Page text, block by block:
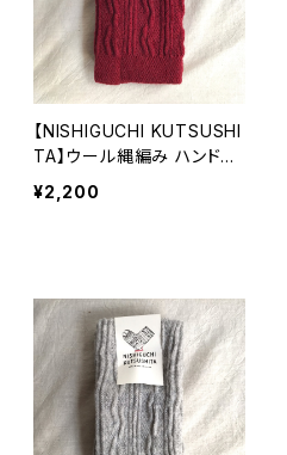
【NISHIGUCHI KUTSUSHI
TA】ウール縄編み ハンドウ
ォーマー ボルドー フリー
サイズ NK0113 指なし 手袋
¥2,200